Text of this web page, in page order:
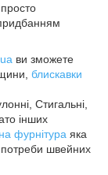
ви зможете
блискавки
Стигальні,
інших
фурнітура яка
потреби швейних